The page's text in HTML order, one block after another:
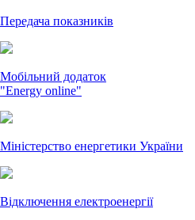
Передача показників
Мобільний додаток
"Energy online"
Міністерство енергетики України
Відключення електроенергії